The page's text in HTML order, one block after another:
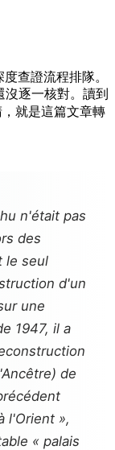
查證流程排隊。
逐一核對。讀到
就是這篇文章轉
n'était pas
des
le seul
d'un
une
1947, il a
de
l'Orient »,
« palais